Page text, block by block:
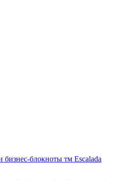
бизнес-блокноты тм Escalada